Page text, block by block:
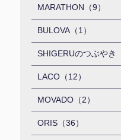
MARATHON（9）
BULOVA（1）
SHIGERUのつぶやき
LACO（12）
MOVADO（2）
ORIS（36）